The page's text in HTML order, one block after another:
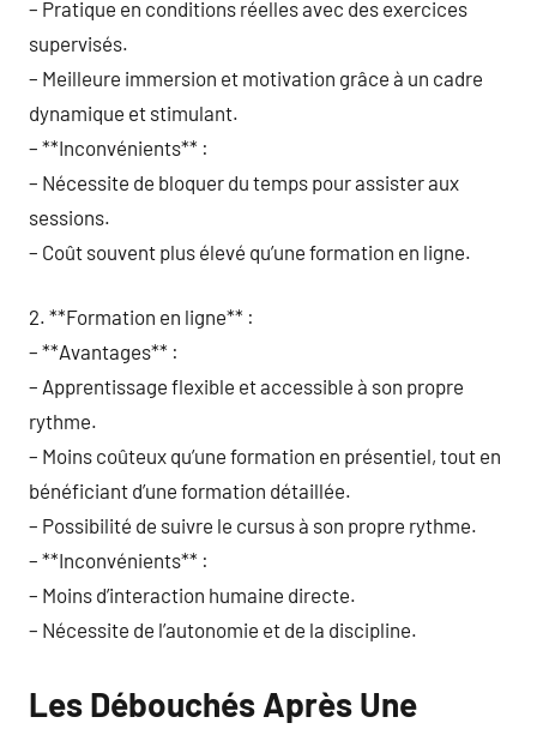
– Pratique en conditions réelles avec des exercices
supervisés.
– Meilleure immersion et motivation grâce à un cadre
dynamique et stimulant.
– **Inconvénients** :
– Nécessite de bloquer du temps pour assister aux
sessions.
– Coût souvent plus élevé qu’une formation en ligne.
2. **Formation en ligne** :
– **Avantages** :
– Apprentissage flexible et accessible à son propre
rythme.
– Moins coûteux qu’une formation en présentiel, tout en
bénéficiant d’une formation détaillée.
– Possibilité de suivre le cursus à son propre rythme.
– **Inconvénients** :
– Moins d’interaction humaine directe.
– Nécessite de l’autonomie et de la discipline.
Les Débouchés Après Une